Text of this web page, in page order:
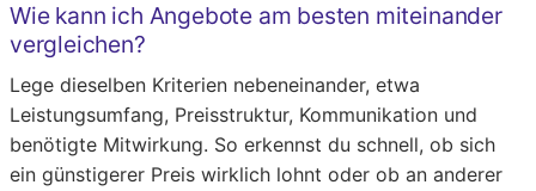
Wie kann ich Angebote am besten miteinander
vergleichen?
Lege dieselben Kriterien nebeneinander, etwa
Leistungsumfang, Preisstruktur, Kommunikation und
benötigte Mitwirkung. So erkennst du schnell, ob sich
ein günstigerer Preis wirklich lohnt oder ob an anderer